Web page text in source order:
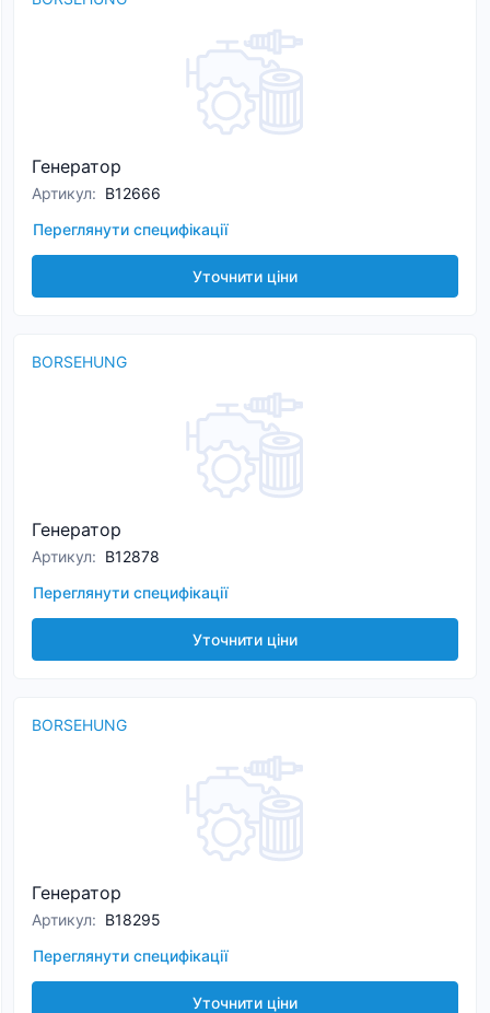
Генератор
Артикул: B12666
Переглянути специфікації
Уточнити ціни
BORSEHUNG
Генератор
Артикул: B12878
Переглянути специфікації
Уточнити ціни
BORSEHUNG
Генератор
Артикул: B18295
Переглянути специфікації
Уточнити ціни